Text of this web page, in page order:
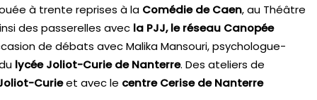
à trente reprises à la Comédie de Caen, au Théâtre
des passerelles avec la PJJ, le réseau Canopée
de débats avec Malika Mansouri, psychologue-
lycée Joliot-Curie de Nanterre. Des ateliers de
Curieet avec le centre Cerisede Nanterre